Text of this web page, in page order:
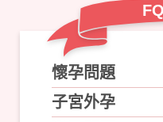
懷孕問題
子宮外孕